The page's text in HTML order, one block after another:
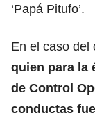
‘Papá Pitufo’.
En el caso del
quien para la
de Control
conductas